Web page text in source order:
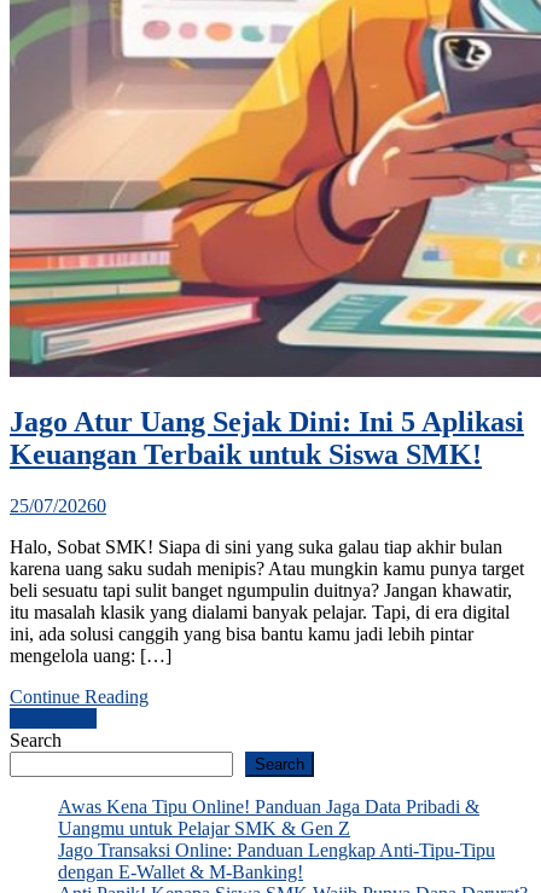
Jago Atur Uang Sejak Dini: Ini 5 Aplikasi
Keuangan Terbaik untuk Siswa SMK!
25/07/20260
Halo, Sobat SMK! Siapa di sini yang suka galau tiap akhir bulan
karena uang saku sudah menipis? Atau mungkin kamu punya target
beli sesuatu tapi sulit banget ngumpulin duitnya? Jangan khawatir,
itu masalah klasik yang dialami banyak pelajar. Tapi, di era digital
ini, ada solusi canggih yang bisa bantu kamu jadi lebih pintar
mengelola uang: […]
Continue Reading
Posts
navigation
Search
Search
Awas Kena Tipu Online! Panduan Jaga Data Pribadi &
Uangmu untuk Pelajar SMK & Gen Z
Jago Transaksi Online: Panduan Lengkap Anti-Tipu-Tipu
dengan E-Wallet & M-Banking!